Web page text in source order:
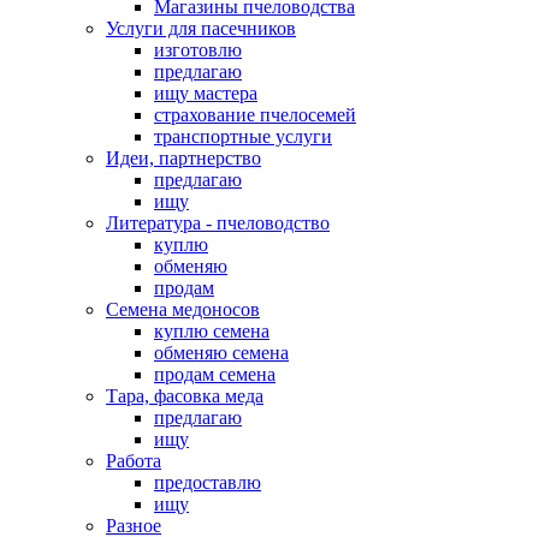
Магазины пчеловодства
Услуги для пасечников
изготовлю
предлагаю
ищу мастера
страхование пчелосемей
транспортные услуги
Идеи, партнерство
предлагаю
ищу
Литература - пчеловодство
куплю
обменяю
продам
Семена медоносов
куплю семена
обменяю семена
продам семена
Тара, фасовка меда
предлагаю
ищу
Работа
предоставлю
ищу
Разное